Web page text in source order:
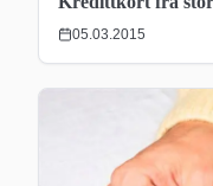
05.03.2015